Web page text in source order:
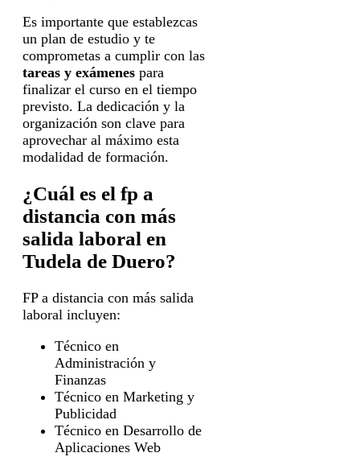
Es importante que establezcas
un plan de estudio y te
comprometas a cumplir con las
tareas y exámenes para
finalizar el curso en el tiempo
previsto. La dedicación y la
organización son clave para
aprovechar al máximo esta
modalidad de formación.
¿Cuál es el fp a
distancia con más
salida laboral en
Tudela de Duero?
FP a distancia con más salida
laboral incluyen:
Técnico en
Administración y
Finanzas
Técnico en Marketing y
Publicidad
Técnico en Desarrollo de
Aplicaciones Web